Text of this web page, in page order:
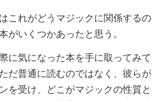
これがどうマジックに関係するの
がいくつかあったと思う。
に気になった本を手に取ってみて
だ普通に読むのではなく、彼らが
を受け、どこがマジックの性質と